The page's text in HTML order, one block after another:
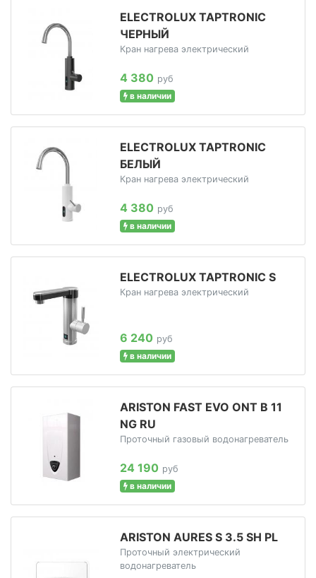
ELECTROLUX TAPTRONIC
ЧЕРНЫЙ
Кран нагрева электрический
4 380 руб
в наличии
ELECTROLUX TAPTRONIC
БЕЛЫЙ
Кран нагрева электрический
4 380 руб
в наличии
ELECTROLUX TAPTRONIC S
Кран нагрева электрический
6 240 руб
в наличии
ARISTON FAST EVO ONT B 11
NG RU
Проточный газовый водонагреватель
24 190 руб
в наличии
ARISTON AURES S 3.5 SH PL
Проточный электрический
водонагреватель